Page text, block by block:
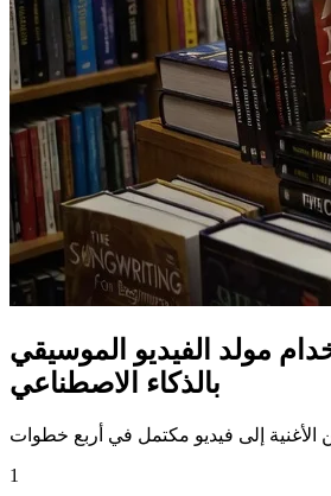
مولد الفيديو الموسيقي
بالذكاء الاصطناعي
الأغنية إلى فيديو مكتمل في أربع خطوات
1